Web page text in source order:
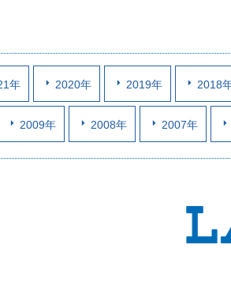
年 2020年 2019年 2018
2009年 2008年 2007年